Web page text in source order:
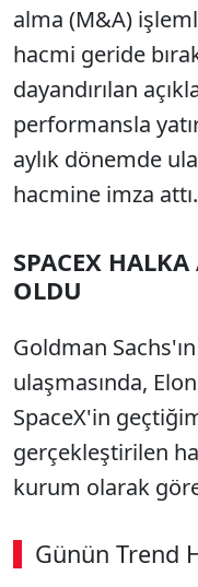
alma (M&A)
hacmi geride
dayandırılan
performansla
aylık dönemde
hacmine imza attı.
SPACEX
OLDU
Goldman
ulaşmasında,
SpaceX'in
gerçekleştirilen
kurum olarak
Günün Trend
00:02 / 08:43